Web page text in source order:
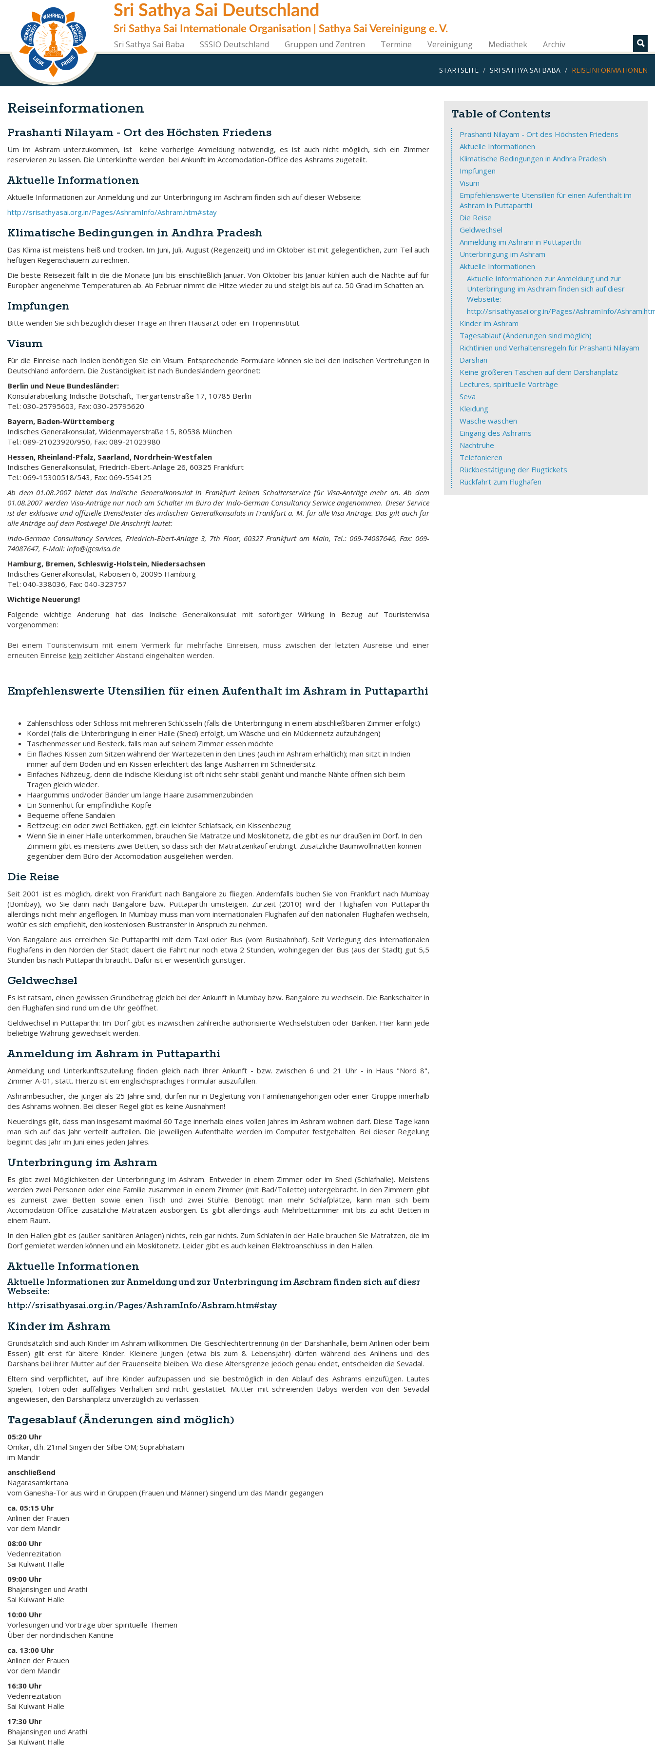
Sri Sathya Sai Deutschland
Sri Sathya Sai Internationale Organisation | Sathya Sai Vereinigung e. V.
Sri Sathya Sai Baba
SSSIO Deutschland Gruppen und Zentren Termine Vereinigung Mediathek Archiv
STARTSEITE SRI SATHYA SAI BABA REISEINFORMATIONEN
Table of Contents
Prashanti Nilayam - Ort des Höchsten Friedens
Aktuelle Informationen
Klimatische Bedingungen in Andhra Pradesh
Impfungen
Visum
Empfehlenswerte Utensilien für einen Aufenthalt im
Ashram in Puttaparthi
Die Reise
Geldwechsel
Anmeldung im Ashram in Puttaparthi
Unterbringung im Ashram
Aktuelle Informationen
Aktuelle Informationen zur Anmeldung und zur
Unterbringung im Aschram finden sich auf diesr
Webseite:
http://srisathyasai.org.in/Pages/AshramInfo/
Kinder im Ashram
Tagesablauf (Änderungen sind möglich)
Richtlinien und Verhaltensregeln für Prashanti Nilayam
Darshan
Keine größeren Taschen auf dem Darshanplatz
Lectures, spirituelle Vorträge
Seva
Kleidung
Wäsche waschen
Eingang des Ashrams
Nachtruhe
Telefonieren
Rückbestätigung der Flugtickets
Rückfahrt zum Flughafen
Reiseinformationen
Prashanti Nilayam - Ort des Höchsten Friedens
Um im Ashram unterzukommen, ist keine vorherige Anmeldung notwendig, es ist auch nicht möglich, sich ein Zimmer
reservieren zu lassen. Die Unterkünfte werden bei Ankunft im Accomodation-Office des Ashrams zugeteilt.
Aktuelle Informationen
Aktuelle Informationen zur Anmeldung und zur Unterbringung im Aschram finden sich auf dieser Webseite:
http://srisathyasai.org.in/Pages/AshramInfo/Ashram.htm#stay
Klimatische Bedingungen in Andhra Pradesh
Das Klima ist meistens heiß und trocken. Im Juni, Juli, August (Regenzeit) und im Oktober ist mit gelegentlichen, zum Teil auch
heftigen Regenschauern zu rechnen.
Die beste Reisezeit fällt in die die Monate Juni bis einschließlich Januar. Von Oktober bis Januar kühlen auch die Nächte auf für
Europäer angenehme Temperaturen ab. Ab Februar nimmt die Hitze wieder zu und steigt bis auf ca. 50 Grad im Schatten an.
Impfungen
Bitte wenden Sie sich bezüglich dieser Frage an Ihren Hausarzt oder ein Tropeninstitut.
Visum
Für die Einreise nach Indien benötigen Sie ein Visum. Entsprechende Formulare können sie bei den indischen Vertretungen in
Deutschland anfordern. Die Zuständigkeit ist nach Bundesländern geordnet:
Berlin und Neue Bundesländer:
Konsularabteilung Indische Botschaft, Tiergartenstraße 17, 10785 Berlin
Tel.: 030-25795603, Fax: 030-25795620
Bayern, Baden-Württemberg
Indisches Generalkonsulat, Widenmayerstraße 15, 80538 München
Tel.: 089-21023920/950, Fax: 089-21023980
Hessen, Rheinland-Pfalz, Saarland, Nordrhein-Westfalen
Indisches Generalkonsulat, Friedrich-Ebert-Anlage 26, 60325 Frankfurt
Tel.: 069-15300518/543, Fax: 069-554125
Ab dem 01.08.2007 bietet das indische Generalkonsulat in Frankfurt keinen Schalterservice für Visa-Anträge mehr an. Ab dem
01.08.2007 werden Visa-Anträge nur noch am Schalter im Büro der Indo-German Consultancy Service angenommen. Dieser Service
ist der exklusive und offizielle Dienstleister des indischen Generalkonsulats in Frankfurt a. M. für alle Visa-Anträge. Das gilt auch für
alle Anträge auf dem Postwege! Die Anschrift lautet:
Indo-German Consultancy Services, Friedrich-Ebert-Anlage 3, 7th Floor, 60327 Frankfurt am Main, Tel.: 069-74087646, Fax: 069-
74087647, E-Mail: info@igcsvisa.de
Hamburg, Bremen, Schleswig-Holstein, Niedersachsen
Indisches Generalkonsulat, Raboisen 6, 20095 Hamburg
Tel.: 040-338036, Fax: 040-323757
Wichtige Neuerung!
Folgende wichtige Änderung hat das Indische Generalkonsulat mit sofortiger Wirkung in Bezug auf Touristenvisa
vorgenommen:
Bei einem Touristenvisum mit einem Vermerk für mehrfache Einreisen, muss zwischen der letzten Ausreise und einer
erneuten Einreise kein zeitlicher Abstand eingehalten werden.
Empfehlenswerte Utensilien für einen Aufenthalt im Ashram in Puttaparthi
Zahlenschloss oder Schloss mit mehreren Schlüsseln (falls die Unterbringung in einem abschließbaren Zimmer erfolgt)
Kordel (falls die Unterbringung in einer Halle (Shed) erfolgt, um Wäsche und ein Mückennetz aufzuhängen)
Taschenmesser und Besteck, falls man auf seinem Zimmer essen möchte
Ein flaches Kissen zum Sitzen während der Wartezeiten in den Lines (auch im Ashram erhältlich); man sitzt in Indien
immer auf dem Boden und ein Kissen erleichtert das lange Ausharren im Schneidersitz.
Einfaches Nähzeug, denn die indische Kleidung ist oft nicht sehr stabil genäht und manche Nähte öffnen sich beim
Tragen gleich wieder.
Haargummis und/oder Bänder um lange Haare zusammenzubinden
Ein Sonnenhut für empfindliche Köpfe
Bequeme offene Sandalen
Bettzeug: ein oder zwei Bettlaken, ggf. ein leichter Schlafsack, ein Kissenbezug
Wenn Sie in einer Halle unterkommen, brauchen Sie Matratze und Moskitonetz, die gibt es nur draußen im Dorf. In den
Zimmern gibt es meistens zwei Betten, so dass sich der Matratzenkauf erübrigt. Zusätzliche Baumwollmatten können
gegenüber dem Büro der Accomodation ausgeliehen werden.
Die Reise
Seit 2001 ist es möglich, direkt von Frankfurt nach Bangalore zu fliegen. Andernfalls buchen Sie von Frankfurt nach Mumbay
(Bombay), wo Sie dann nach Bangalore bzw. Puttaparthi umsteigen. Zurzeit (2010) wird der Flughafen von Puttaparthi
allerdings nicht mehr angeflogen. In Mumbay muss man vom internationalen Flughafen auf den nationalen Flughafen wechseln,
wofür es sich empfiehlt, den kostenlosen Bustransfer in Anspruch zu nehmen.
Von Bangalore aus erreichen Sie Puttaparthi mit dem Taxi oder Bus (vom Busbahnhof). Seit Verlegung des internationalen
Flughafens in den Norden der Stadt dauert die Fahrt nur noch etwa 2 Stunden, wohingegen der Bus (aus der Stadt) gut 5,5
Stunden bis nach Puttaparthi braucht. Dafür ist er wesentlich günstiger.
Geldwechsel
Es ist ratsam, einen gewissen Grundbetrag gleich bei der Ankunft in Mumbay bzw. Bangalore zu wechseln. Die Bankschalter in
den Flughäfen sind rund um die Uhr geöffnet.
Geldwechsel in Puttaparthi: Im Dorf gibt es inzwischen zahlreiche authorisierte Wechselstuben oder Banken. Hier kann jede
beliebige Währung gewechselt werden.
Anmeldung im Ashram in Puttaparthi
Anmeldung und Unterkunftszuteilung finden gleich nach Ihrer Ankunft - bzw. zwischen 6 und 21 Uhr - in Haus "Nord 8",
Zimmer A-01, statt. Hierzu ist ein englischsprachiges Formular auszufüllen.
Ashrambesucher, die jünger als 25 Jahre sind, dürfen nur in Begleitung von Familienangehörigen oder einer Gruppe innerhalb
des Ashrams wohnen. Bei dieser Regel gibt es keine Ausnahmen!
Neuerdings gilt, dass man insgesamt maximal 60 Tage innerhalb eines vollen Jahres im Ashram wohnen darf. Diese Tage kann
man sich auf das Jahr verteilt aufteilen. Die jeweiligen Aufenthalte werden im Computer festgehalten. Bei dieser Regelung
beginnt das Jahr im Juni eines jeden Jahres.
Unterbringung im Ashram
Es gibt zwei Möglichkeiten der Unterbringung im Ashram. Entweder in einem Zimmer oder im Shed (Schlafhalle). Meistens
werden zwei Personen oder eine Familie zusammen in einem Zimmer (mit Bad/Toilette) untergebracht. In den Zimmern gibt
es zumeist zwei Betten sowie einen Tisch und zwei Stühle. Benötigt man mehr Schlafplätze, kann man sich beim
Accomodation-Office zusätzliche Matratzen ausborgen. Es gibt allerdings auch Mehrbettzimmer mit bis zu acht Betten in
einem Raum.
In den Hallen gibt es (außer sanitären Anlagen) nichts, rein gar nichts. Zum Schlafen in der Halle brauchen Sie Matratzen, die im
Dorf gemietet werden können und ein Moskitonetz. Leider gibt es auch keinen Elektroanschluss in den Hallen.
Aktuelle Informationen
Aktuelle Informationen zur Anmeldung und zur Unterbringung im Aschram finden sich auf diesr
Webseite:
http://srisathyasai.org.in/Pages/AshramInfo/Ashram.htm#stay
Kinder im Ashram
Grundsätzlich sind auch Kinder im Ashram willkommen. Die Geschlechtertrennung (in der Darshanhalle, beim Anlinen oder beim
Essen) gilt erst für ältere Kinder. Kleinere Jungen (etwa bis zum 8. Lebensjahr) dürfen während des Anlinens und des
Darshans bei ihrer Mutter auf der Frauenseite bleiben. Wo diese Altersgrenze jedoch genau endet, entscheiden die Sevadal.
Eltern sind verpflichtet, auf ihre Kinder aufzupassen und sie bestmöglich in den Ablauf des Ashrams einzufügen. Lautes
Spielen, Toben oder auffälliges Verhalten sind nicht gestattet. Mütter mit schreienden Babys werden von den Sevadal
angewiesen, den Darshanplatz unverzüglich zu verlassen.
Tagesablauf (Änderungen sind möglich)
05:20 Uhr
Omkar, d.h. 21mal Singen der Silbe OM; Suprabhatam
im Mandir
anschließend
Nagarasamkirtana
vom Ganesha-Tor aus wird in Gruppen (Frauen und Männer) singend um das Mandir gegangen
ca. 05:15 Uhr
Anlinen der Frauen
vor dem Mandir
08:00 Uhr
Vedenrezitation
Sai Kulwant Halle
09:00 Uhr
Bhajansingen und Arathi
Sai Kulwant Halle
10:00 Uhr
Vorlesungen und Vorträge über spirituelle Themen
Über der nordindischen Kantine
ca. 13:00 Uhr
Anlinen der Frauen
vor dem Mandir
16:30 Uhr
Vedenrezitation
Sai Kulwant Halle
17:30 Uhr
Bhajansingen und Arathi
Sai Kulwant Halle